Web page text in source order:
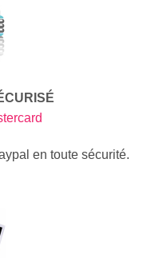
en toute sécurité.